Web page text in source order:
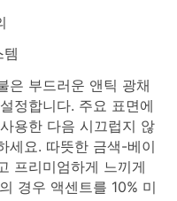
은 부드러운 앤틱 광채
정합니다. 주요 표면에
용한 다음 시끄럽지 않
세요. 따뜻한 금색-베이
프리미엄하게 느끼게
경우 액센트를 10% 미